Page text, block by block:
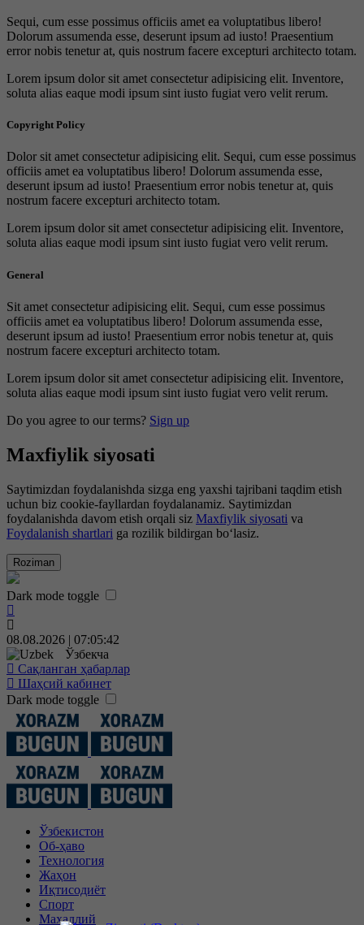
Sequi, cum esse possimus officiis amet ea voluptatibus libero!
Dolorum assumenda esse, deserunt ipsum ad iusto! Praesentium
error nobis tenetur at, quis nostrum facere excepturi architecto totam.
Lorem ipsum dolor sit amet consectetur adipisicing elit. Inventore,
soluta alias eaque modi ipsum sint iusto fugiat vero velit rerum.
Copyright Policy
Dolor sit amet consectetur adipisicing elit. Sequi, cum esse possimus
officiis amet ea voluptatibus libero! Dolorum assumenda esse,
deserunt ipsum ad iusto! Praesentium error nobis tenetur at, quis
nostrum facere excepturi architecto totam.
Lorem ipsum dolor sit amet consectetur adipisicing elit. Inventore,
soluta alias eaque modi ipsum sint iusto fugiat vero velit rerum.
General
Sit amet consectetur adipisicing elit. Sequi, cum esse possimus
officiis amet ea voluptatibus libero! Dolorum assumenda esse,
deserunt ipsum ad iusto! Praesentium error nobis tenetur at, quis
nostrum facere excepturi architecto totam.
Lorem ipsum dolor sit amet consectetur adipisicing elit. Inventore,
soluta alias eaque modi ipsum sint iusto fugiat vero velit rerum.
Do you agree to our terms? Sign up
Maxfiylik siyosati
Saytimizdan foydalanishda sizga eng yaxshi tajribani taqdim etish
uchun biz cookie-fayllardan foydalanamiz. Saytimizdan
foydalanishda davom etish orqali siz Maxfiylik siyosati va
Foydalanish shartlari ga rozilik bildirgan bo‘lasiz.
Roziman
Dark mode toggle
08.08.2026 | 07:05:43
Ўзбекча
Сақланган ҳабарлар
Шаҳсий кабинет
Dark mode toggle
Ўзбекистон
Об-ҳаво
Технология
Жаҳон
Иқтисодиёт
Спорт
Маҳаллий